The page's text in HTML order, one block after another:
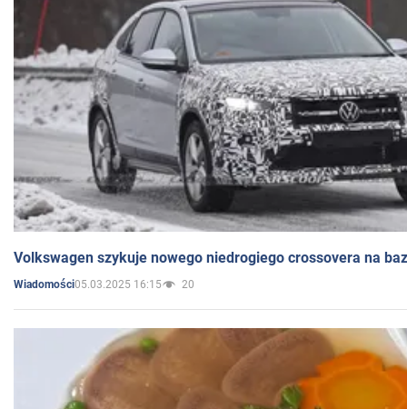
Volkswagen szykuje nowego niedrogiego crossovera na
Wiadomości05.03.2025 16:15 20